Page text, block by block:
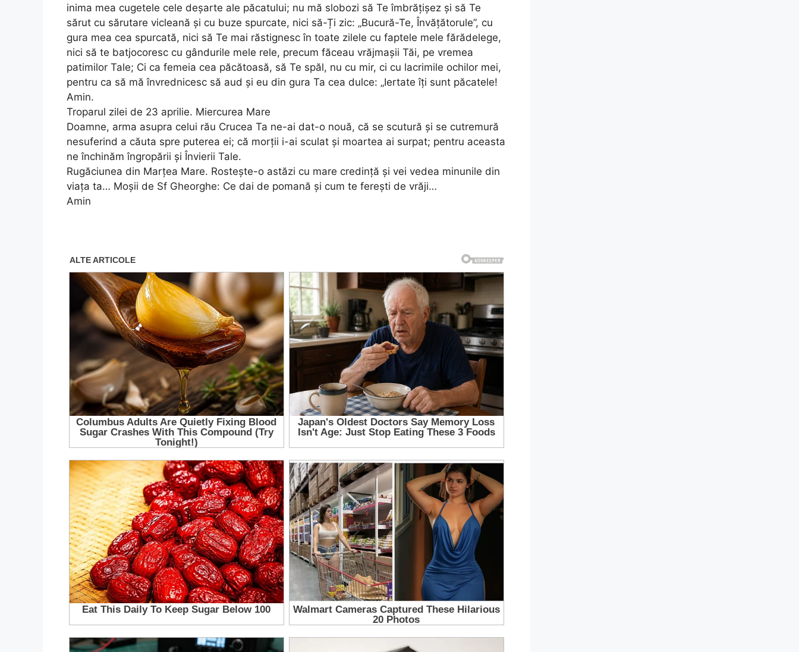
inima mea cugetele cele deșarte ale păcatului; nu mă slobozi să Te îmbrățișez și să Te
sărut cu sărutare vicleană și cu buze spurcate, nici să-Ți zic: „Bucură-Te, Învățătorule”, cu
gura mea cea spurcată, nici să Te mai răstignesc în toate zilele cu faptele mele fărădelege,
nici să te batjocoresc cu gândurile mele rele, precum făceau vrăjmașii Tăi, pe vremea
patimilor Tale; Ci ca femeia cea păcătoasă, să Te spăl, nu cu mir, ci cu lacrimile ochilor mei,
pentru ca să mă învrednicesc să aud și eu din gura Ta cea dulce: „Iertate îți sunt păcatele!
Amin.
Troparul zilei de 23 aprilie. Miercurea Mare
Doamne, arma asupra celui rău Crucea Ta ne-ai dat-o nouă, că se scutură și se cutremură
nesuferind a căuta spre puterea ei; că morții i-ai sculat și moartea ai surpat; pentru aceasta
ne închinăm îngropării și Învierii Tale.
Rugăciunea din Marțea Mare. Rostește-o astăzi cu mare credință și vei vedea minunile din
viața ta… Moșii de Sf Gheorghe: Ce dai de pomană și cum te ferești de vrăji…
Amin